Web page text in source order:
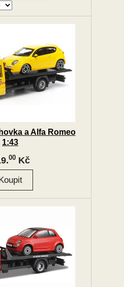
a Alfa Romeo
1:43
00Kč